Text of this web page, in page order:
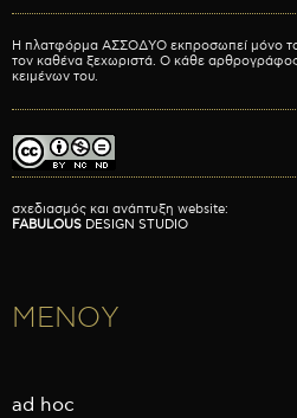
Η πλατφόρμα ΑΣΣΟΔΥΟ εκπροσωπεί μόνο
τον καθένα ξεχωριστά. Ο κάθε αρθρογράφος
κειμένων του.
σχεδιασμός και ανάπτυξη website:
FABULOUS DESIGN STUDIO
ΜΕΝΟΥ
ad hoc